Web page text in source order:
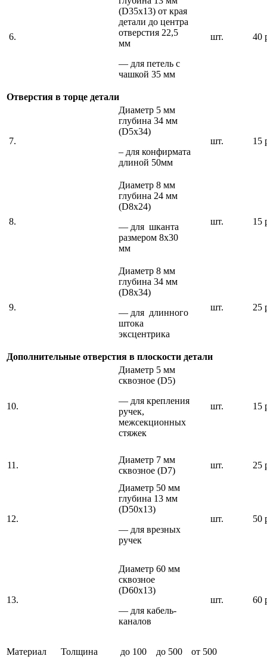
6.
(D35х13) от края
детали до центра
отверстия 22,5
мм
— для петель с
чашкой 35 мм
шт. 40
Отверстия в торце детали
7.
Диаметр 5 мм
глубина 34 мм
(D5х34)
– для конфирмата
длиной 50мм
шт. 15
8.
Диаметр 8 мм
глубина 24 мм
(D8х24)
— для шканта
размером 8х30
мм
шт. 15
9.
Диаметр 8 мм
глубина 34 мм
(D8х34)
— для длинного
штока
эксцентрика
шт. 25
Дополнительные отверстия в плоскости детали
10.
Диаметр 5 мм
сквозное (D5)
— для крепления
ручек,
межсекционных
стяжек
шт. 15
11.
Диаметр 7 мм
сквозное (D7)
шт. 25
12.
Диаметр 50 мм
глубина 13 мм
(D50х13)
— для врезных
ручек
шт. 50
13.
Диаметр 60 мм
сквозное
(D60х13)
— для кабель-
каналов
шт. 60
Материал Толщина до 100 до 500 от 500